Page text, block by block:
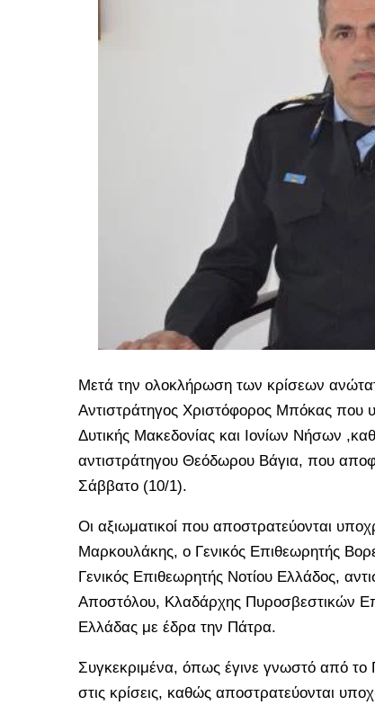
Μετά την ολοκλήρωση των κρίσεων
Αντιστράτηγος Χριστόφορος Μπόκας που
Δυτικής Μακεδονίας και Ιονίων Νήσων
αντιστράτηγου Θεόδωρου Βάγια, που
Σάββατο (10/1).
Οι αξιωματικοί που αποστρατεύονται
Μαρκουλάκης, ο Γενικός Επιθεωρητής
Γενικός Επιθεωρητής Νοτίου Ελλάδος,
Αποστόλου, Κλαδάρχης Πυροσβεστικών
Ελλάδας με έδρα την Πάτρα.
Συγκεκριμένα, όπως έγινε γνωστό από το
στις κρίσεις, καθώς αποστρατεύονται